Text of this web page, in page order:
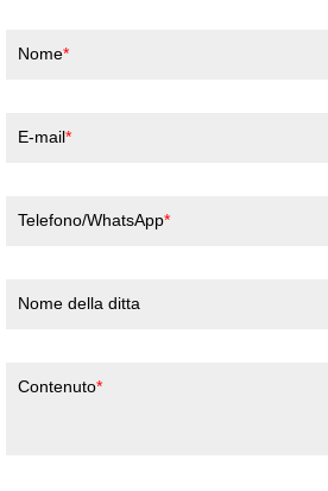
Nome
E-mail
Telefono/WhatsApp
Nome della ditta
Contenuto